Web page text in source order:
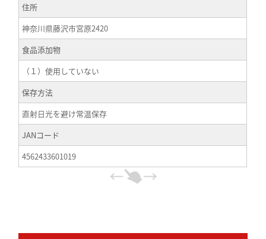
住所
神奈川県藤沢市宮原2420
食品添加物
（１）使用していない
保存方法
直射日光を避け常温保存
JANコード
4562433601019